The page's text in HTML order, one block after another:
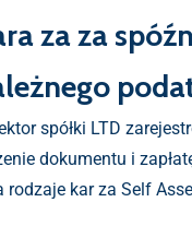
za za
spółki LTD
dokumentu i
rodzaje kar za Self